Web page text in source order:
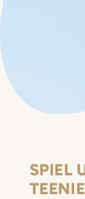
SPIEL